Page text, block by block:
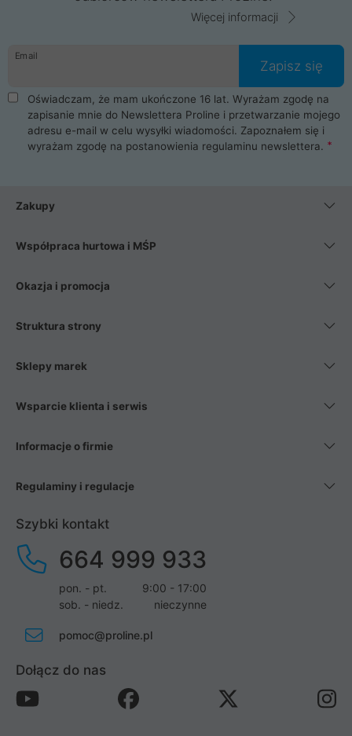
komunikacja ze sklepem komputerowym ProLine jest
danych osobowych. Dlatego zakup notebooka albo laptopa w
ProLine to czysta przyjemność i pełne bezpieczeństwo.
Zaopatrzysz się u nas w akcesoria i części komputerowe
takie jak procesory, karty graficzne, płyty główne, pamięci,
dyski SSD, M.2 oraz HDD. Nasi pracownicy pomogą Ci wybrać
najlepszy zasilacz komputerowy oraz obudowę do komputera.
Poza komputerami mamy również najlepsze na rynku
Smartfony takich producentów jak Xiaomi, Apple, Samsung i
wentylatory. Na koniec mając już to wszystko, możesz
Więcej informacji
Email
Zapisz się
Oświadczam, że mam ukończone 16 lat. Wyrażam zgodę na
zapisanie mnie do Newslettera Proline i przetwarzanie mojego
adresu e-mail w celu wysyłki wiadomości. Zapoznałem się i
wyrażam zgodę na postanowienia regulaminu newslettera.
Zakupy
Współpraca hurtowa i MŚP
Okazja i promocja
Struktura strony
Sklepy marek
Wsparcie klienta i serwis
Informacje o firmie
Regulaminy i regulacje
Szybki kontakt
664 999 933
pon. - pt.
9:00 - 17:00
sob. - niedz.
nieczynne
pomoc@proline.pl
Dołącz do nas